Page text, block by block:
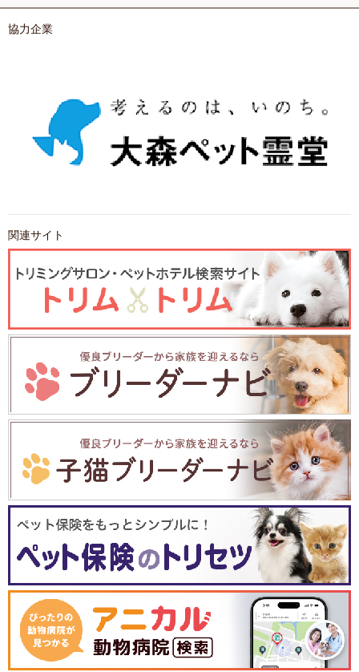
協力企業
関連サイト